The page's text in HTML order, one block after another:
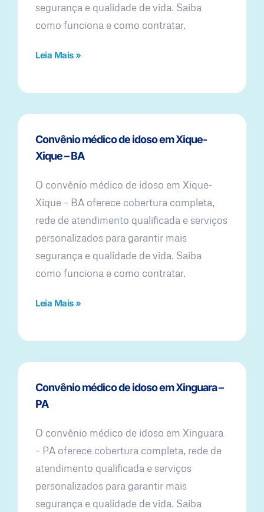
segurança e qualidade de vida. Saiba
como funciona e como contratar.
Leia Mais »
Convênio médico de idoso em Xique-
Xique – BA
O convênio médico de idoso em Xique-
Xique – BA oferece cobertura completa,
rede de atendimento qualificada e serviços
personalizados para garantir mais
segurança e qualidade de vida. Saiba
como funciona e como contratar.
Leia Mais »
Convênio médico de idoso em Xinguara –
PA
O convênio médico de idoso em Xinguara
– PA oferece cobertura completa, rede de
atendimento qualificada e serviços
personalizados para garantir mais
segurança e qualidade de vida. Saiba